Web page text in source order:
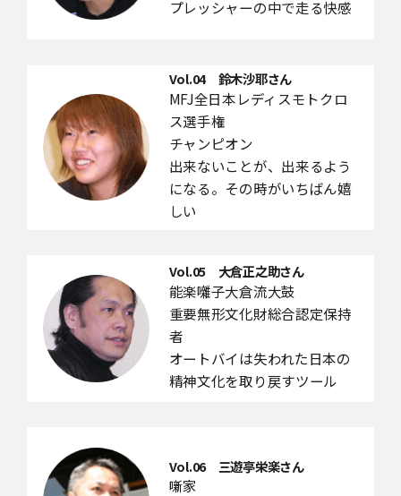
プレッシャーの中で走る快感
Vol.04 鈴木沙耶さん
MFJ全日本レディスモトクロ
ス選手権
チャンピオン
出来ないことが、出来るよう
になる。その時がいちばん嬉
しい
Vol.05 大倉正之助さん
能楽囃子大倉流大鼓
重要無形文化財総合認定保持
者
オートバイは失われた日本の
精神文化を取り戻すツール
Vol.06 三遊亭栄楽さん
噺家